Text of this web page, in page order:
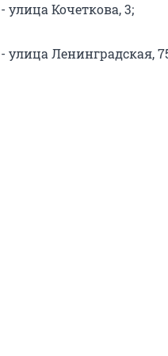
- улица Кочеткова, 3;
- улица Ленинградская,